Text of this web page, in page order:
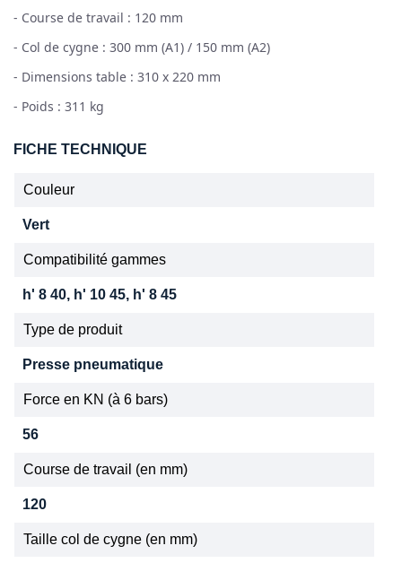
- Course de travail : 120 mm
- Col de cygne : 300 mm (A1) / 150 mm (A2)
- Dimensions table : 310 x 220 mm
- Poids : 311 kg
FICHE TECHNIQUE
Couleur
Vert
Compatibilité gammes
h' 8 40, h' 10 45, h' 8 45
Type de produit
Presse pneumatique
Force en KN (à 6 bars)
56
Course de travail (en mm)
120
Taille col de cygne (en mm)